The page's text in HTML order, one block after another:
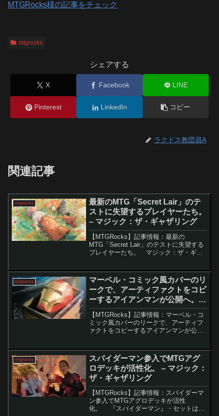
MTGRocks様の記事をチェック
mtgrocks
シェアする
X Facebook LINE
Pinterest LinkedIn コピー
ラクドス教団員A
関連記事
mtgrocks
最新のMTG「Secret Lair」のテ
ストに失望するプレイヤーたち。
– マジック：ザ・ギャザリング
【MTGRocks】記事情報：最新の
MTG「Secret Lair」のテストに失望する
プレイヤーたち。 マジック：ザ・ギャ
提供することで知られています...
mtgrocks
マーベル・コミック風カバーのリ
ークで、アーティファクトをコピ
ーするアイアンマンが公開へ。-
マジック：ザ・ギャザリング
【MTGRocks】記事情報：マーベル・コ
ミック風カバーのリークで、アーティフ
ァクトをコピーするアイアンマンが公開
Bleeding Edge」が公開されまし...
mtgrocks
スパイダーマン参入でMTGアグ
ロデッキが活性化。 – マジック：
ザ・ギャザリング
【MTGRocks】記事情報：スパイダーマ
ン参入でMTGアグロデッキが活性
化。 『スパイダーマン』・セットは公